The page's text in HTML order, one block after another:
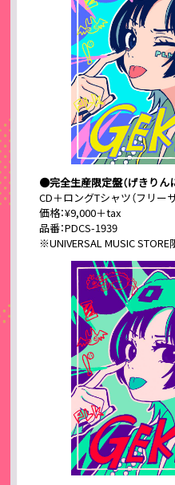
●完全生産限定盤（げきりん
CD＋ロングTシャツ（フリー
価格：¥9,000＋tax
品番：PDCS-1939
※UNIVERSAL MUSIC